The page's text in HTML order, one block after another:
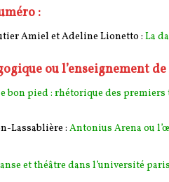
:
Amiel et Adeline Lionetto : La
ou l’enseignement
bon pied : rhétorique des
Lassablière : Antonius Arena ou
et théâtre dans l’université